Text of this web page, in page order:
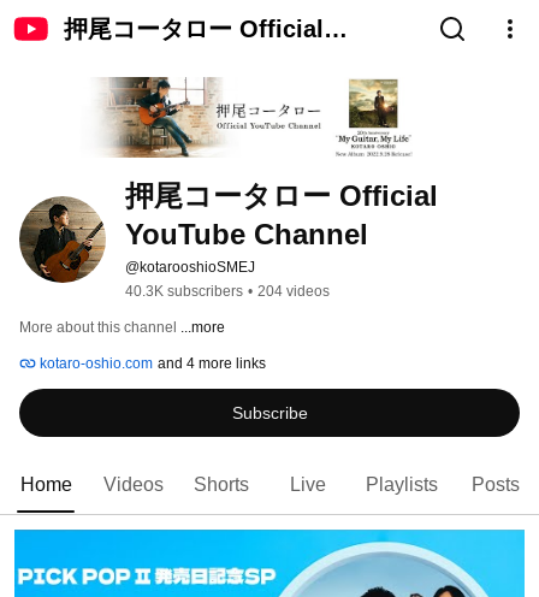
押尾コータロー Official
押尾コータロー Official
YouTube Channel
@kotarooshioSMEJ
40.3K subscribers • 204 videos
More about this channel ...more
kotaro-oshio.com and 4 more links
Subscribe
Home Videos Shorts Live Playlists Posts